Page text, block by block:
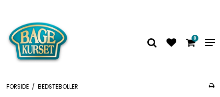
0
FORSIDE / BEDSTEBOLLER